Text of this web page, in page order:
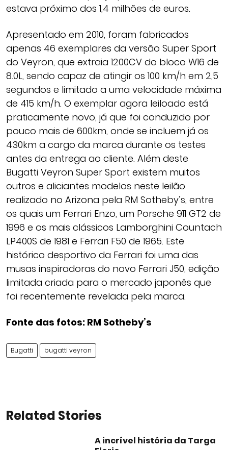
estava próximo dos 1,4 milhões de euros.
Apresentado em 2010, foram fabricados
apenas 46 exemplares da versão Super Sport
do Veyron, que extraia 1200CV do bloco W16 de
8.0L, sendo capaz de atingir os 100 km/h em 2,5
segundos e limitado a uma velocidade máxima
de 415 km/h. O exemplar agora leiloado está
praticamente novo, já que foi conduzido por
pouco mais de 600km, onde se incluem já os
430km a cargo da marca durante os testes
antes da entrega ao cliente. Além deste
Bugatti Veyron Super Sport existem muitos
outros e aliciantes modelos neste leilão
realizado no Arizona pela RM Sotheby’s, entre
os quais um Ferrari Enzo, um Porsche 911 GT2 de
1996 e os mais clássicos Lamborghini Countach
LP400S de 1981 e Ferrari F50 de 1965. Este
histórico desportivo da Ferrari foi uma das
musas inspiradoras do novo Ferrari J50, edição
limitada criada para o mercado japonês que
foi recentemente revelada pela marca.
Fonte das fotos: RM Sotheby’s
Bugatti bugatti veyron
Related Stories
A incrível história da Targa